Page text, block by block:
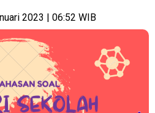
2023 | 06:52 WIB